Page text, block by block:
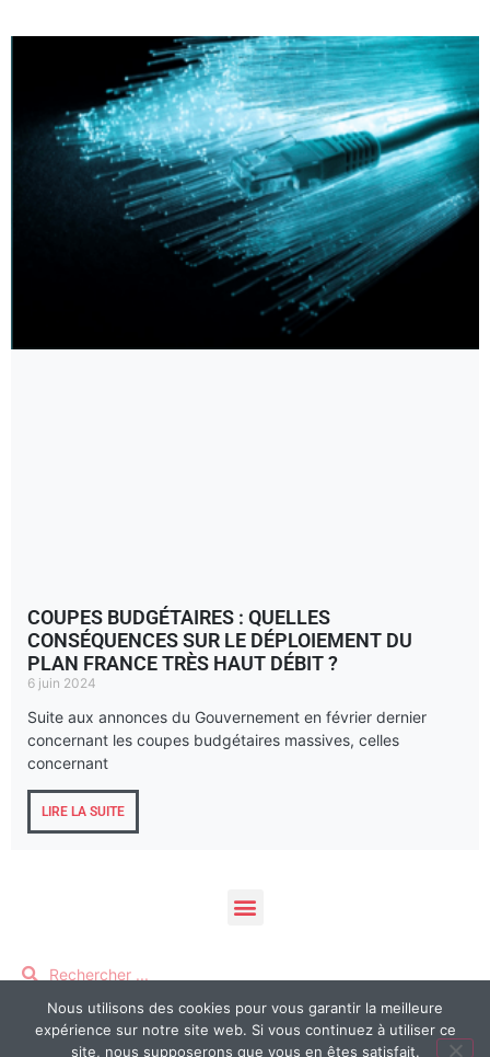
COUPES BUDGÉTAIRES : QUELLES
CONSÉQUENCES SUR LE DÉPLOIEMENT DU
PLAN FRANCE TRÈS HAUT DÉBIT ?
6 juin 2024
Suite aux annonces du Gouvernement en février dernier
concernant les coupes budgétaires massives, celles
concernant
LIRE LA SUITE
Mentions légales et politique de confidentialité
Nous utilisons des cookies pour vous garantir la meilleure
expérience sur notre site web. Si vous continuez à utiliser ce
site, nous supposerons que vous en êtes satisfait.